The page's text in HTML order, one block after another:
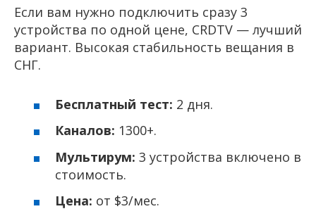
Если вам нужно подключить сразу 3
устройства по одной цене, CRDTV — лучший
вариант. Высокая стабильность вещания в
СНГ.
Бесплатный тест: 2 дня.
Каналов: 1300+.
Мультирум: 3 устройства включено в
стоимость.
Цена: от $3/мес.